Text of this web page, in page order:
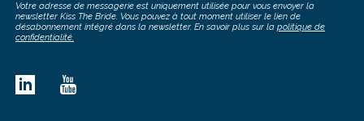
Votre adresse de messagerie est uniquement utilisée pour vous envoyer la
newsletter Kiss The Bride. Vous pouvez à tout moment utiliser le lien de
désabonnement intégré dans la newsletter. En savoir plus sur la politique de
confidentialité.